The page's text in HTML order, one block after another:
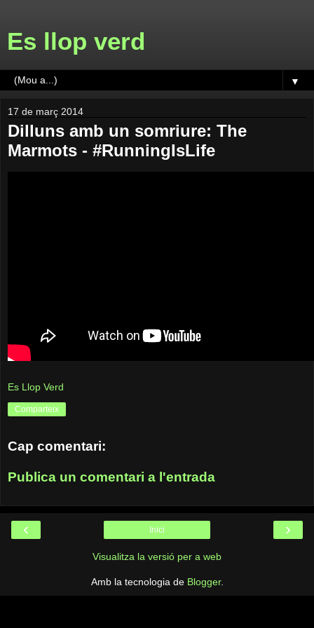
Es llop verd
▼
17 de març 2014
Dilluns amb un somriure: The
Marmots - #RunningIsLife
Es Llop Verd
Comparteix
Cap comentari:
Publica un comentari a l'entrada
‹ ›
Inici
Visualitza la versió per a web
Amb la tecnologia de Blogger.